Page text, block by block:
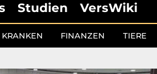
Studien VersWiki
KRANKEN FINANZEN TIERE